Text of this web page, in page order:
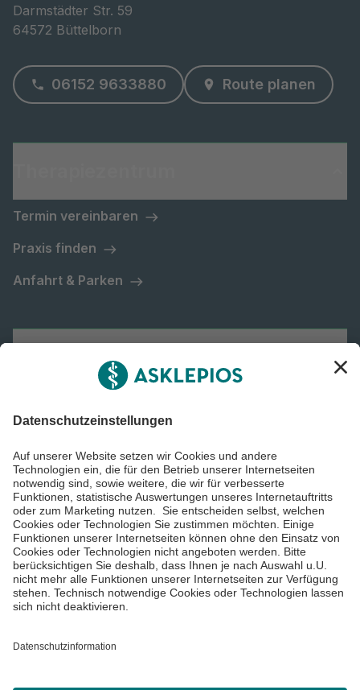
Darmstädter Str. 59
64572 Büttelborn
06152 9633880 Route planen
Termin vereinbaren
Praxis finden
Anfahrt & Parken
Impressum